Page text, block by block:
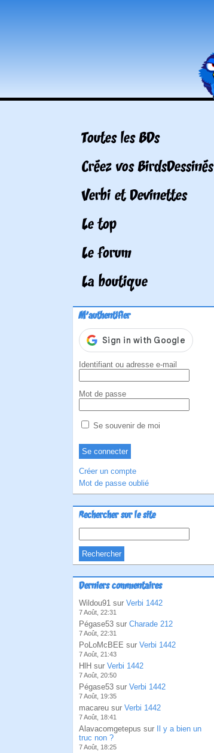
Toutes les BDs
Créez vos BirdsDessinés
Verbi et Devinettes
Le top
Le forum
La boutique
M'authentifier
Identifiant ou adresse e-mail
Mot de passe
Se souvenir de moi
Créer un compte
Mot de passe oublié
Rechercher sur le site
Derniers commentaires
Wildou91 sur Verbi 1442
7 Août, 22:31
Pégase53 sur Charade 212
7 Août, 22:31
PoLoMcBEE sur Verbi 1442
7 Août, 21:43
HlH sur Verbi 1442
7 Août, 20:50
Pégase53 sur Verbi 1442
7 Août, 19:35
macareu sur Verbi 1442
7 Août, 18:41
Alavacomgetepus sur
Il y a bien un
truc non ?
7 Août, 18:25